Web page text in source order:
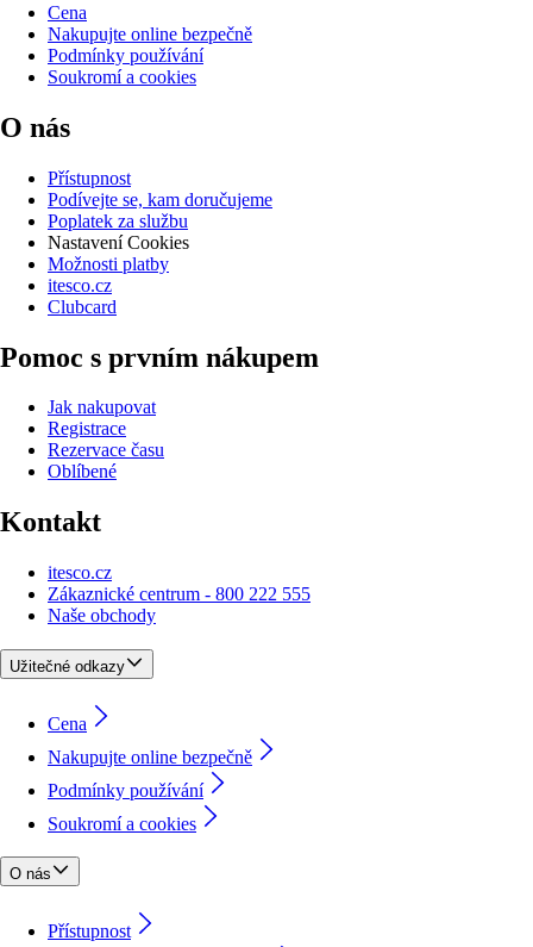
Cena
Nakupujte online bezpečně
Podmínky používání
Soukromí a cookies
O nás
Přístupnost
Podívejte se, kam doručujeme
Poplatek za službu
Nastavení Cookies
Možnosti platby
itesco.cz
Clubcard
Pomoc s prvním nákupem
Jak nakupovat
Registrace
Rezervace času
Oblíbené
Kontakt
itesco.cz
Zákaznické centrum - 800 222 555
Naše obchody
Užitečné odkazy
Cena
Nakupujte online bezpečně
Podmínky používání
Soukromí a cookies
O nás
Přístupnost